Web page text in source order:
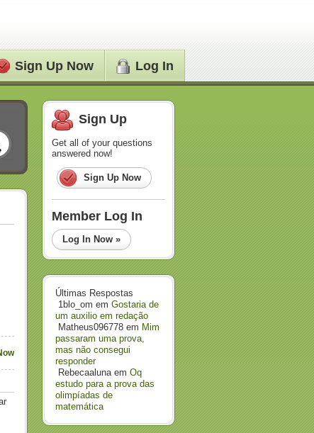
Sign Up Now Log In
Sign Up
Get all of your questions
answered now!
Sign Up Now
Member Log In
Log In Now »
Últimas Respostas
1blo_om em Gostaria de
um auxilio em redação
Matheus096778 em Mim
passaram uma prova,
mas não consegui
responder
Rebecaalunaem Oq
estudo para a prova das
olimpíadas de
matemática